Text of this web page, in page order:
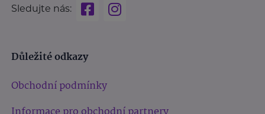
Sledujte nás:
Důležité odkazy
Obchodní podmínky